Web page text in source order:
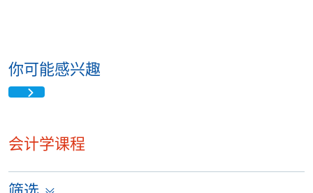
你可能感兴趣
会计学课程